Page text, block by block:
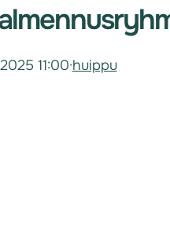
11:00·huippu